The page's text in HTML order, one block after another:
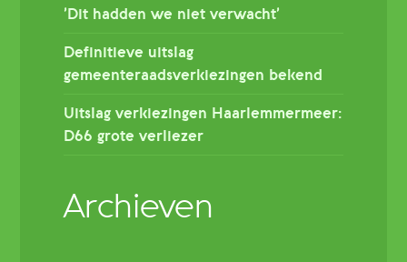
’Dit hadden we niet verwacht’
Definitieve uitslag
gemeenteraadsverkiezingen bekend
Uitslag verkiezingen Haarlemmermeer:
D66 grote verliezer
Archieven